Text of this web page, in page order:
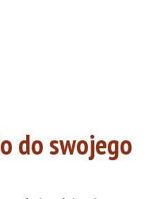
do swojego